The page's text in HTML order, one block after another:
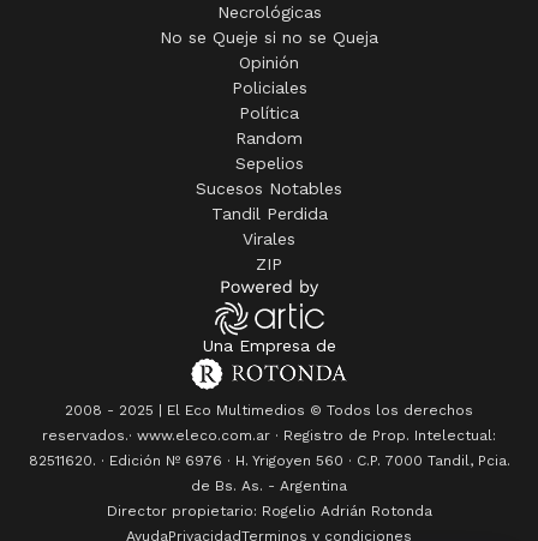
Necrológicas
No se Queje si no se Queja
Opinión
Policiales
Política
Random
Sepelios
Sucesos Notables
Tandil Perdida
Virales
ZIP
Una Empresa de
2008 - 2025 | El Eco Multimedios © Todos los derechos
reservados.· www.eleco.com.ar · Registro de Prop. Intelectual:
82511620. · Edición Nº 6976 · H. Yrigoyen 560 · C.P. 7000 Tandil, Pcia.
de Bs. As. - Argentina
Director propietario: Rogelio Adrián Rotonda
AyudaPrivacidadTerminos y condiciones